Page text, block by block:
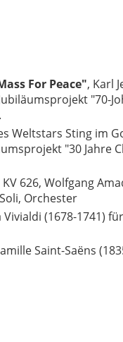
For Peace", Karl
"70-
Weltstars Sting im
"30 Jahre
KV 626, Wolfgang
Orchester
(1678-1741)
Saint-Saëns